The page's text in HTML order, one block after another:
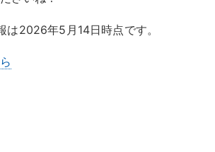
は2026年5月14日時点です。